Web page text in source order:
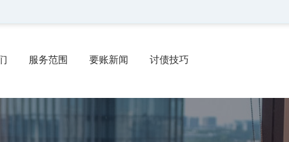
服务范围 要账新闻 讨债技巧
流程 联系我们